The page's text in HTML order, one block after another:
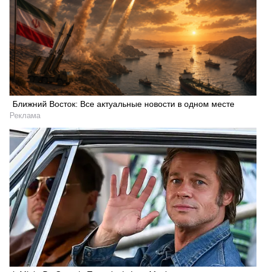
Ближний Восток: Все актуальные новости в одном месте
Реклама